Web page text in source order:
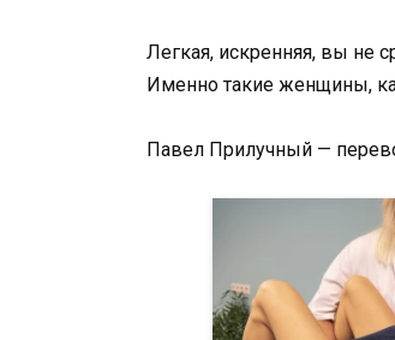
Легкая, искренняя, вы не
Именно такие женщины,
Павел Прилучный —